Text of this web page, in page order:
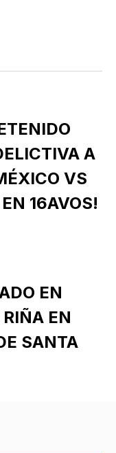
A
VS
16AVOS!
EN
EN
SANTA